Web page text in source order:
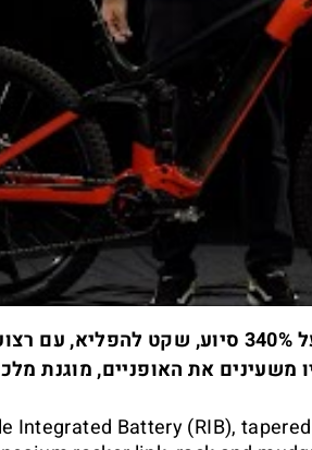
משעינים את האופניים, מוגנת
Integrated Battery (RIB),